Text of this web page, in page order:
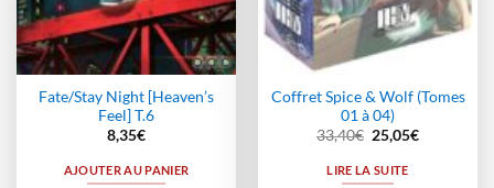
Fate/Stay Night [Heaven’s
Feel] T.6
8,35€
AJOUTER AU PANIER
Coffret Spice & Wolf (Tomes
01 à 04)
33,40€ Le
prix
initial
était :
25,05€Le
LIRE LA SUITE